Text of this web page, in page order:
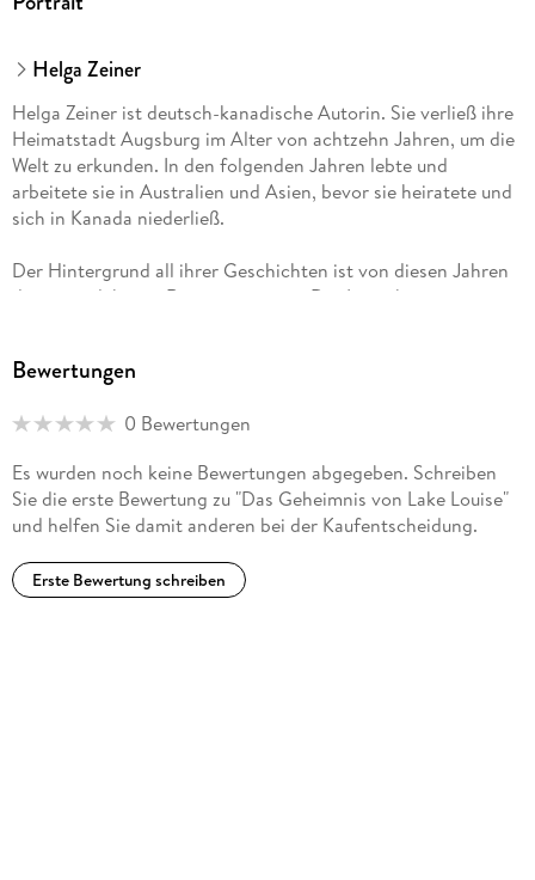
Helga Zeiner
Helga Zeiner ist deutsch-kanadische Autorin. Sie verließ ihre
Heimatstadt Augsburg im Alter von achtzehn Jahren, um die
Welt zu erkunden. In den folgenden Jahren lebte und
arbeitete sie in Australien und Asien, bevor sie heiratete und
sich in Kanada niederließ.
Der Hintergrund all ihrer Geschichten ist von diesen Jahren
der ausgedehnten Reisen inspiriert. Der Leser kann nur raten,
Bestsellerliste und erfreuen sich einer begeisterten
Heute lebt sie mit ihrem Mann auf Vancouver Island und
widmet ihre ganze Zeit dem Schreiben.
Bewertungen
0 Bewertungen
Es wurden noch keine Bewertungen abgegeben. Schreiben
Sie die erste Bewertung zu "Das Geheimnis von Lake Louise"
und helfen Sie damit anderen bei der Kaufentscheidung.
Erste Bewertung schreiben